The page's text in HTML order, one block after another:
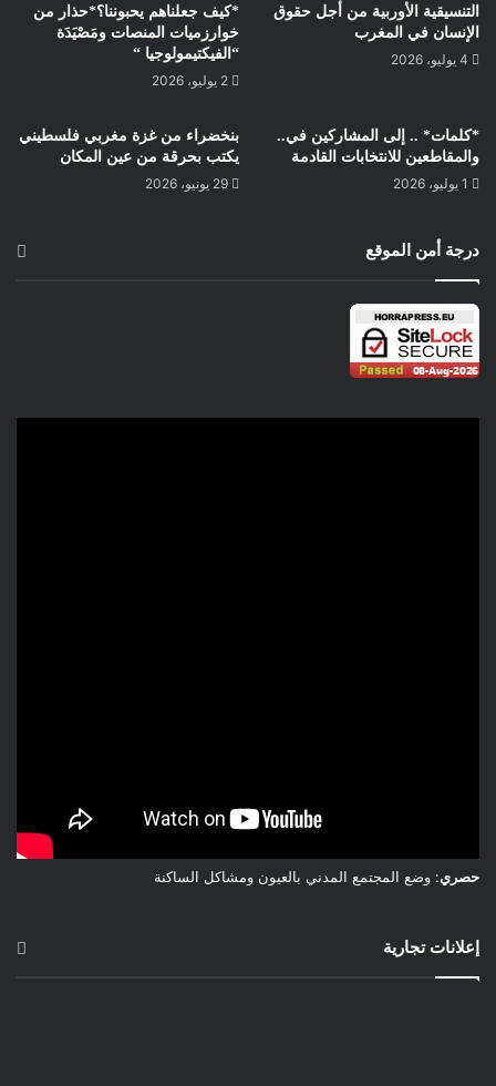
آمالهم، مجرد عبء جديد يضاف إلى
كاهلهم، إذ سيجدون أنفسهم مضطرين
لمواجهة مرارة الواقع دون أدنى مسكنات،
ليصطدموا بحقيقة أن الشعوب لا تعيش
بالانتصارات الرياضية وحدها حين تكون
أساسيات العيش في مهب الريح،
وليكتشفوا أن قلب الأولويات قد يورث
التنسيقية الأوربية من أجل حقوق
الإنسان في المغرب
4 يوليو، 2026
*كيف جعلناهم يحبوننا؟*حذار من
خوارزميات المنصات ومَصْيَدَة
“الفيكتيمولوجيا “
2 يوليو، 2026
*كلمات* .. إلى المشاركين في..
والمقاطعين للانتخابات القادمة
1 يوليو، 2026
بنخضراء من غزة مغربي فلسطيني
يكتب بحرقة من عين المكان
29 يونيو، 2026
درجة أمن الموقع
حصري: وضع المجتمع المدني بالعيون ومشاكل الساكنة
إعلانات تجارية